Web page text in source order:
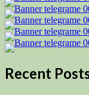
พร
นิภา
เจ้าของ
นัก
Recent